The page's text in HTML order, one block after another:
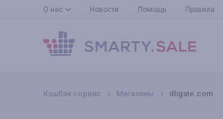
О нас Новости Помощь Правила
Кэшбэк сервис Магазины dhgate.com